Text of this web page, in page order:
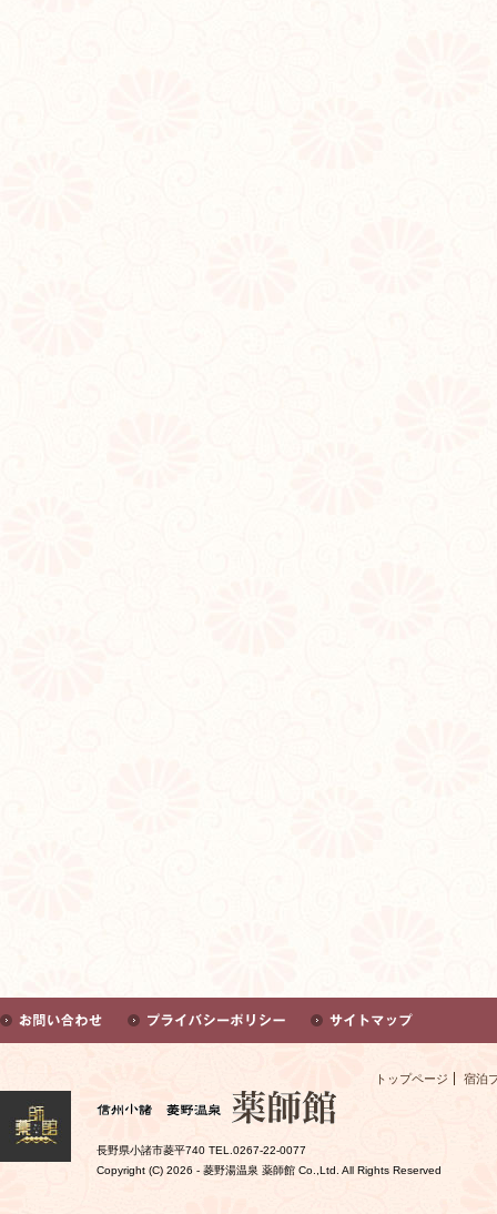
トップページ 宿泊
長野県小諸市菱平740 TEL.0267-22-0077
Copyright (C) 2026 - 菱野湯温泉 薬師館 Co.,Ltd. All Rights Reserved